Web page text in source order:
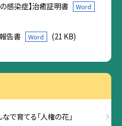
の感染症】治癒証明書
Word
告書
Word (21 KB)
で育てる「人権の花」